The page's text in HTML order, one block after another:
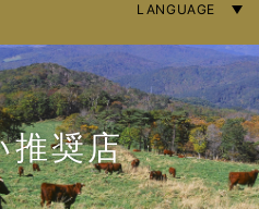
LANGUAGE
推奨店